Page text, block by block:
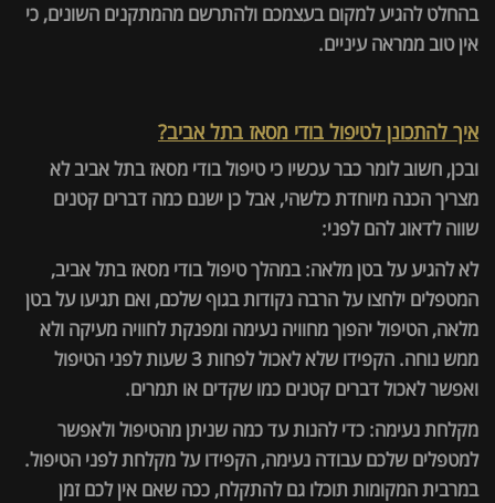
בהחלט להגיע למקום בעצמכם ולהתרשם מהמתקנים השונים, כי
אין טוב ממראה עיניים.
איך להתכונן לטיפול בודי מסאז בתל אביב?
ובכן, חשוב לומר כבר עכשיו כי טיפול בודי מסאז בתל אביב לא
מצריך הכנה מיוחדת כלשהי, אבל כן ישנם כמה דברים קטנים
שווה לדאוג להם לפני:
לא להגיע על בטן מלאה: במהלך טיפול בודי מסאז בתל אביב,
המטפלים ילחצו על הרבה נקודות בגוף שלכם, ואם תגיעו על בטן
מלאה, הטיפול יהפוך מחוויה נעימה ומפנקת לחוויה מעיקה ולא
ממש נוחה. הקפידו שלא לאכול לפחות 3 שעות לפני הטיפול
ואפשר לאכול דברים קטנים כמו שקדים או תמרים.
מקלחת נעימה: כדי להנות עד כמה שניתן מהטיפול ולאפשר
למטפלים שלכם עבודה נעימה, הקפידו על מקלחת לפני הטיפול.
במרבית המקומות תוכלו גם להתקלח, ככה שאם אין לכם זמן